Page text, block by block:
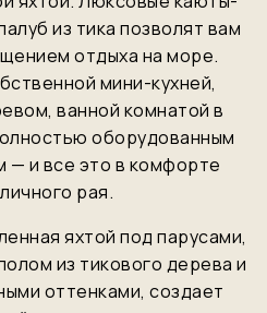
из тика позволят вам
отдыха на море.
мини-кухней,
ванной комнатой в
оборудованным
— и все это в комфорте
рая.
яхтой под парусами,
из тикового дерева и
оттенками, создает